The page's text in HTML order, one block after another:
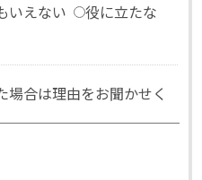
いえない
役に立たな
場合は理由をお聞かせく